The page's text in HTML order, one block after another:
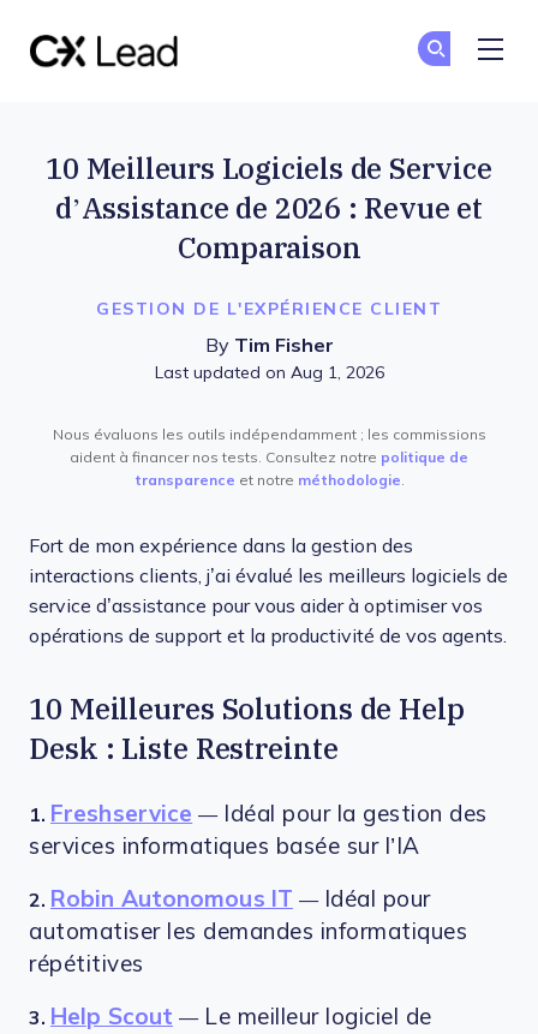
GESTION DE L'EXPÉRIENCE CLIENT
10 Meilleurs Logiciels de Service
d’Assistance de 2026 : Revue et
Comparaison
By Tim Fisher
Last updated on Aug 1, 2026
Nous évaluons les outils indépendamment ; les commissions
aident à financer nos tests. Consultez notre politique de
transparence et notre méthodologie.
Fort de mon expérience dans la gestion des
interactions clients, j’ai évalué les meilleurs logiciels de
service d’assistance pour vous aider à optimiser vos
opérations de support et la productivité de vos agents.
10 Meilleures Solutions de Help
Desk : Liste Restreinte
1. Freshservice —
Idéal pour la gestion des
services informatiques basée sur l’IA
2. Robin Autonomous IT — Idéal pour
automatiser les demandes informatiques
répétitives
3. Help Scout — Le meilleur logiciel de